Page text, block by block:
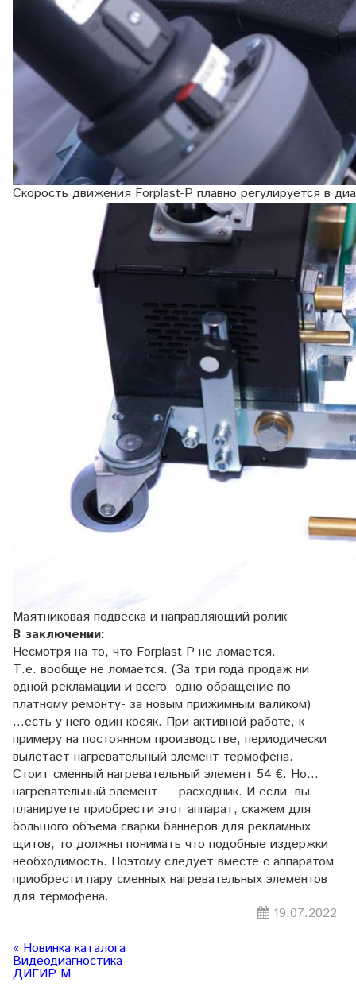
Скорость движения Forplast-P плавно регулируется в
Маятниковая подвеска и направляющий ролик
В заключении:
Несмотря на то, что Forplast-P не ломается.
Т.е. вообще не ломается. (За три года продаж ни
одной рекламации и всего одно обращение по
платному ремонту- за новым прижимным валиком)
…есть у него один косяк. При активной работе, к
примеру на постоянном производстве, периодически
вылетает нагревательный элемент термофена.
Стоит сменный нагревательный элемент 54 €. Но…
нагревательный элемент — расходник. И если вы
планируете приобрести этот аппарат, скажем для
большого объема сварки баннеров для рекламных
щитов, то должны понимать что подобные издержки
необходимость. Поэтому следует вместе с аппаратом
приобрести пару сменных нагревательных элементов
для термофена.
19.07.2022
« Новинка каталога
Видеодиагностика
ДИГИР М